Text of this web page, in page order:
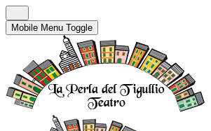
Mobile Menu Toggle